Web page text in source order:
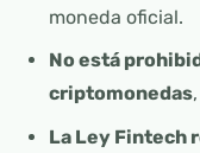
moneda oficial.
No está
criptomonedas
La Ley Fintech